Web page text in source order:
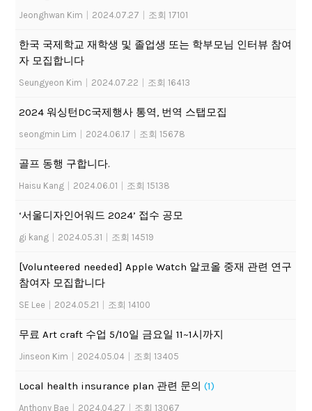
Jeonghwan Kim 2024.07.27 조회 17101
한국 국제학교 재학생 및 졸업생 또는 학부모님 인터뷰 참여
자 모집합니다
Seungyeon Kim 2024.07.22 조회 16413
2024 워싱턴DC국제행사 통역, 번역 스탭모집
seongmin Lim 2024.06.17 조회 15678
골프 동행 구합니다.
Haisu Kang 2024.06.01 조회 15138
‘서울디자인어워드 2024’ 접수 공모
gi kang 2024.05.31 조회 14519
[Volunteered needed] Apple Watch 알코올 중재 관련 연구
참여자 모집합니다
SE Lee 2024.05.21 조회 14100
무료 Art craft 수업 5/10일 금요일 11~1시까지
Jinseon Kim 2024.05.04 조회 13405
Local health insurance plan 관련 문의(1)
Anthony Bae 2024.04.27 조회 13067